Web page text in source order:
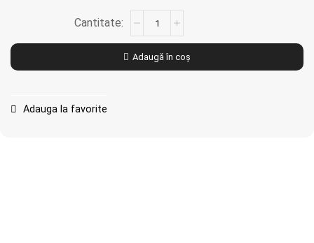
Adaugă în coș
Adauga la favorite